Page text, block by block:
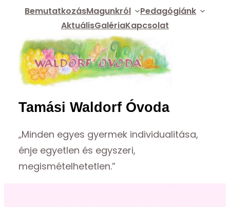
Ugrás
tartalomhoz
BemutatkozásMagunkról
Pedagógiánk
AktuálisGalériaKapcsolat
Tamási Waldorf Óvoda
„Minden egyes gyermek individualitása,
énje egyetlen és egyszeri,
megismételhetetlen.”